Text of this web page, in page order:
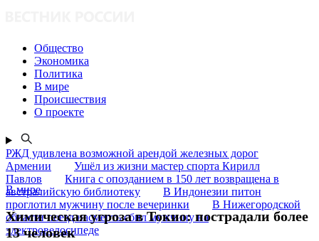
Общество
Экономика
Политика
В мире
Происшествия
О проекте
РЖД удивлена возможной арендой железных дорог
Армении
Ушёл из жизни мастер спорта Кирилл
Павлов
Книга с опозданием в 150 лет возвращена в
австралийскую библиотеку
В Индонезии питон
проглотил мужчину после вечеринки
В Нижегородской
области поезд насмерть сбил мужчину на
электровелосипеде
В мире
Химическая угроза в Токио: пострадали более
13 человек